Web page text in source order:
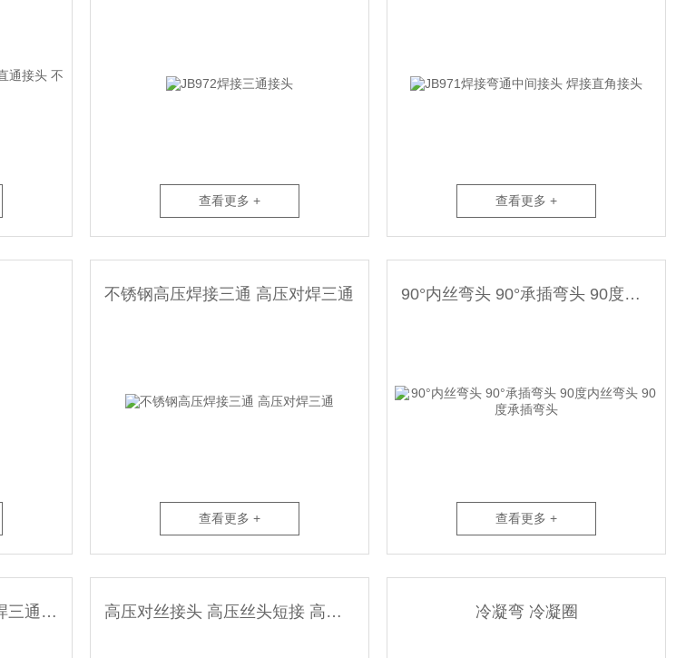
查看更多 + 查看更多 +
不锈钢高压焊接三通 高压对焊三通
查看更多 +
90°内丝弯头 90°承插弯头 90度内丝弯头 90度承插弯头
查看更多 +
高压不锈钢内丝三通 承插焊三通 不锈钢内牙三通 高压对丝接头 高压丝头短接 高压管帽 冷凝弯 冷凝圈